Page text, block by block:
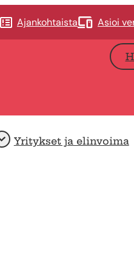
Ajankohtaista
Asioi
AvaaYritykset ja elinvoima